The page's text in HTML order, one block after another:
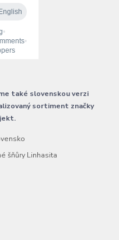
také slovenskou verzi
sortiment značky
šňůry Linhasita